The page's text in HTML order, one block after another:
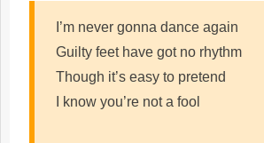
I’m never gonna dance again
Guilty feet have got no rhythm
Though it’s easy to pretend
I know you’re not a fool